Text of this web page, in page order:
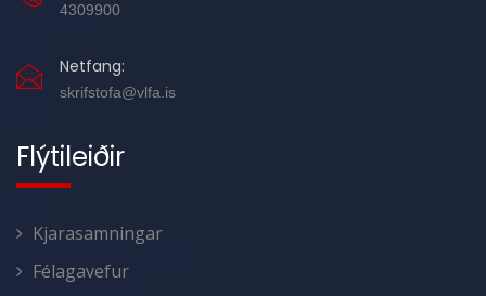
4309900
Netfang:
skrifstofa@vlfa.is
Flýtileiðir
Kjarasamningar
Félagavefur